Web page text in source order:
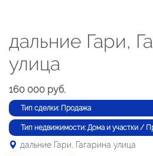
дальние Гари,
улица
160 000 руб.
Тип сделки: Продажа
Тип недвижимости: Дома и участки /
дальние Гари, Гагарина улица